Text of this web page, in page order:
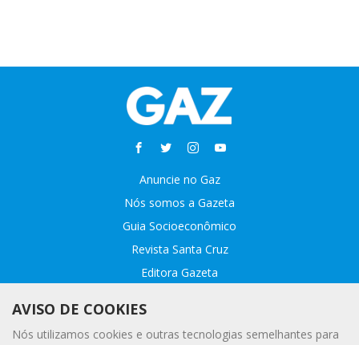
Anuncie no Gaz
Nós somos a Gazeta
Guia Socioeconômico
Revista Santa Cruz
Editora Gazeta
Fale conosco
Webmail
AVISO DE COOKIES
Nós utilizamos cookies e outras tecnologias semelhantes para